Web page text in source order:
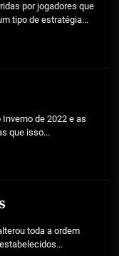
por jogadores que
tipo de estratégia...
de 2022 e as
que isso...
toda a ordem